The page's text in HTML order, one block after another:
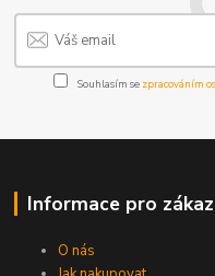
Souhlasím se zpracováním
Informace pro
O nás